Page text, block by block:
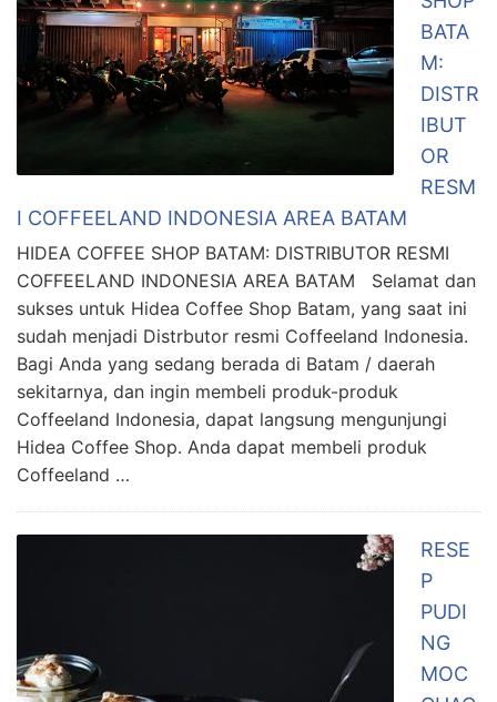
BATA
M:
DISTR
IBUT
OR
RESM
I COFFEELAND INDONESIA AREA BATAM
HIDEA COFFEE SHOP BATAM: DISTRIBUTOR RESMI
COFFEELAND INDONESIA AREA BATAM Selamat dan
sukses untuk Hidea Coffee Shop Batam, yang saat ini
sudah menjadi Distrbutor resmi Coffeeland Indonesia.
Bagi Anda yang sedang berada di Batam / daerah
sekitarnya, dan ingin membeli produk-produk
Coffeeland Indonesia, dapat langsung mengunjungi
Hidea Coffee Shop. Anda dapat membeli produk
Coffeeland …
RESE
P
PUDI
NG
MOC